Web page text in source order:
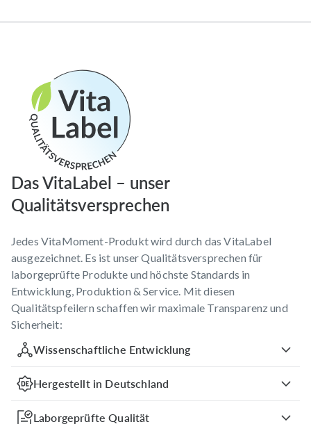
Das VitaLabel – unser
Qualitätsversprechen
Jedes VitaMoment-Produkt wird durch das VitaLabel
ausgezeichnet. Es ist unser Qualitätsversprechen für
laborgeprüfte Produkte und höchste Standards in
Entwicklung, Produktion & Service. Mit diesen
Qualitätspfeilern schaffen wir maximale Transparenz und
Sicherheit:
Wissenschaftliche Entwicklung
Hergestellt in Deutschland
Laborgeprüfte Qualität